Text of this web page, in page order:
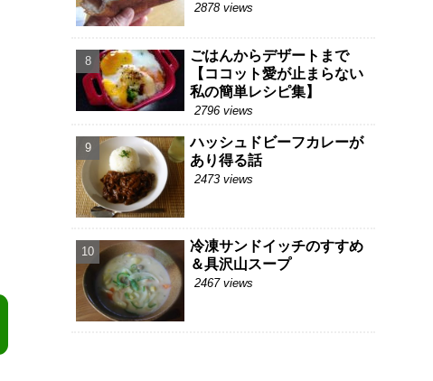
2878 views
ごはんからデザートまで
【ココット愛が止まらない
私の簡単レシピ集】
2796 views
ハッシュドビーフカレーが
あり得る話
2473 views
冷凍サンドイッチのすすめ
＆具沢山スープ
2467 views